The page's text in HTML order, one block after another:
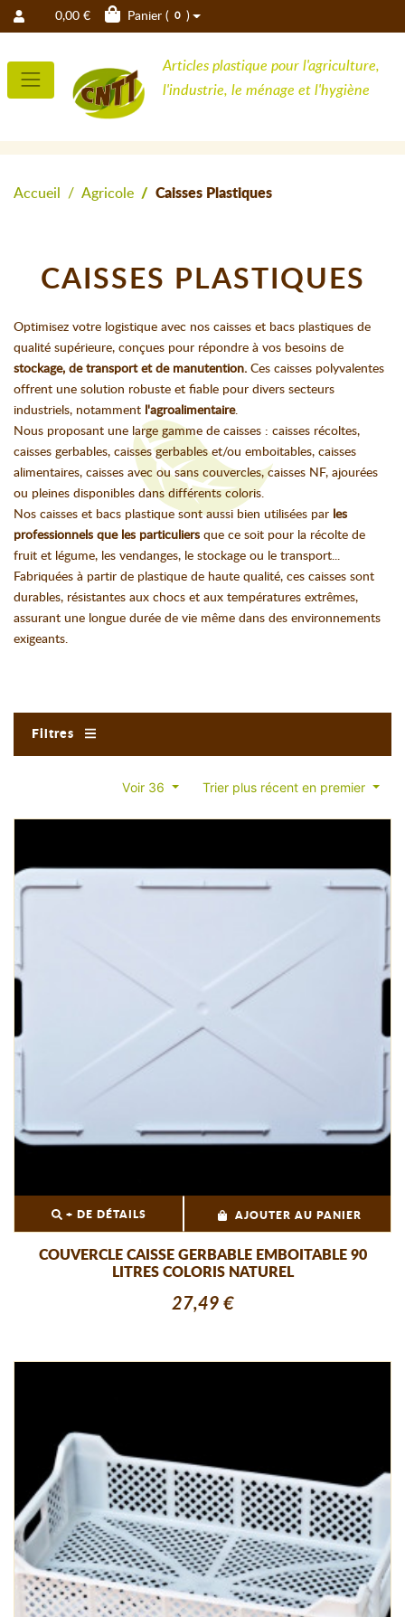
0,00 € Panier ( 0 )
Articles plastique pour l'agriculture,
l'industrie, le ménage et l'hygiène
Accueil Agricole Caisses Plastiques
CAISSES PLASTIQUES
Optimisez votre logistique avec nos caisses et bacs plastiques de
qualité supérieure, conçues pour répondre à vos besoins de
stockage, de transport et de manutention. Ces caisses polyvalentes
offrent une solution robuste et fiable pour divers secteurs
industriels, notamment l'agroalimentaire.
Nous proposant une large gamme de caisses : caisses récoltes,
caisses gerbables, caisses gerbables et/ou emboitables, caisses
alimentaires, caisses avec ou sans couvercles, caisses NF, ajourées
ou pleines disponibles dans différents coloris.
Nos caisses et bacs plastique sont aussi bien utilisées par les
professionnels que les particuliers que ce soit pour la récolte de
fruit et légume, les vendanges, le stockage ou le transport...
Fabriquées à partir de plastique de haute qualité, ces caisses sont
durables, résistantes aux chocs et aux températures extrêmes,
assurant une longue durée de vie même dans des environnements
exigeants.
Filtres
Voir 36 Trier plus récent en premier
+ DE DÉTAILS AJOUTER AU PANIER
COUVERCLE CAISSE GERBABLE EMBOITABLE 90
LITRES COLORIS NATUREL
27,49 €